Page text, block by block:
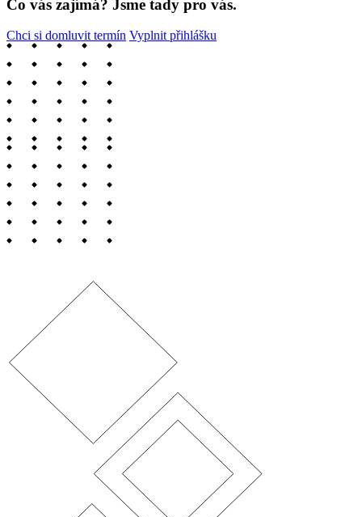
Co vás zajímá? Jsme tady pro vás.
Chci si domluvit termín Vyplnit přihlášku